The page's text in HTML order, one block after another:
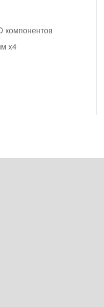
компонентов
x4